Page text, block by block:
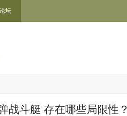
论坛
战斗艇 存在哪些局限性？